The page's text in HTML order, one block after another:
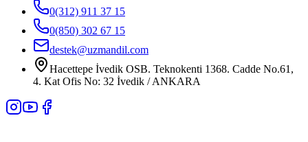
0(312) 911 37 15
0(850) 302 67 15
destek@uzmandil.com
Hacettepe İvedik OSB. Teknokenti 1368. Cadde No.61,
4. Kat Ofis No: 32 İvedik / ANKARA